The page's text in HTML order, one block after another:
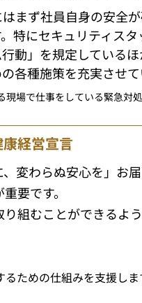
まず社員自身の安全
特にセキュリティスタ
動」を規定している
各種施策を充実させて
場で仕事をしている緊急対
経営宣言
変わらぬ安心を」お
要です。
組むことができるよ
ための仕組みを支援しま